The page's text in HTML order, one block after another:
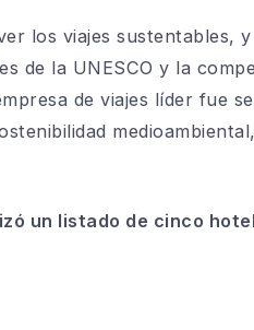
los viajes sustentables,
de la UNESCO y la
de viajes líder fue
un listado de cinco